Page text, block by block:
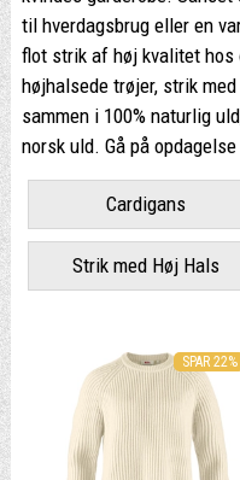
til hverdagsbrug eller en
flot strik af høj kvalitet hos
højhalsede trøjer, strik
sammen i 100% naturlig
norsk uld. Gå på
Cardigans
Strik med Høj Hals
SPAR 22%